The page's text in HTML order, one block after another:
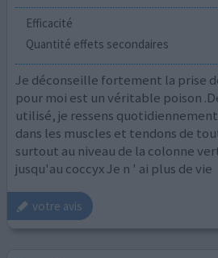
Efficacité
Quantité effets secondaires
Je déconseille fortement la prise
pour moi est un véritable poison
utilisé, je ressens
dans les muscles et tendons de
surtout au niveau de la colonne
jusqu'au coccyx Je n ' ai plus de vie
votre avis